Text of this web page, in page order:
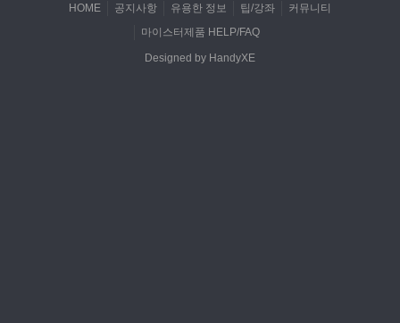
HOME 공지사항 유용한 정보 팁/강좌
커뮤니티
마이스터제품 HELP/FAQ
Designed by HandyXE